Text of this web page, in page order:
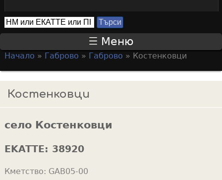
S
e
r
c
h
f
r
m
Т
ъ
с
и
Меню
o
u
r
e
e
Начало » Габрово » Габрово » Костенковци
Костенковци
село Костенковци
EKATTE: 38920
Кметство: GAB05-00